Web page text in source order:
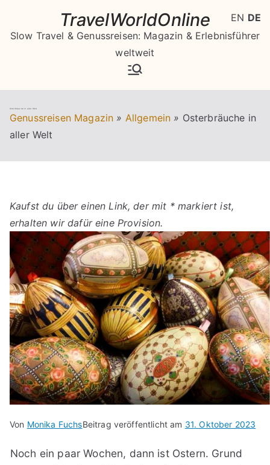
springen
TravelWorldOnline
Slow Travel & Genussreisen: Magazin & Erlebnisführer
weltweit
Osterbräuche in aller Welt
Genussreisen Magazin » Allgemein » Osterbräuche in
aller Welt
Kaufst du über einen Link, der mit * markiert ist,
erhalten wir dafür eine Provision.
Von Monika FuchsBeitrag veröffentlicht am 31. Oktober 2023
Noch ein paar Wochen, dann ist Ostern. Grund
EN DE